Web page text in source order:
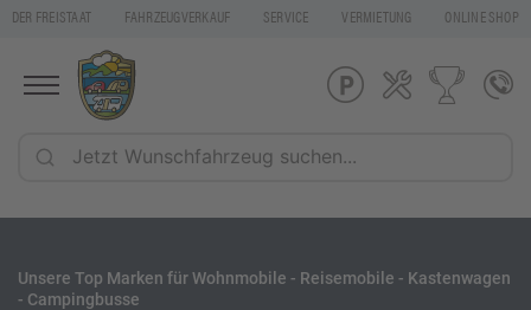
DER FREISTAAT FAHRZEUGVERKAUF SERVICE VERMIETUNG ONLINE SHOP
Unsere Top Marken für Wohnmobile - Reisemobile - Kastenwagen
- Campingbusse